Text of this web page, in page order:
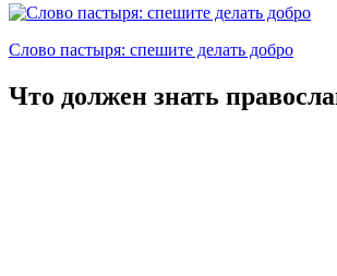
Слово пастыря: спешите делать добро
Что должен знать